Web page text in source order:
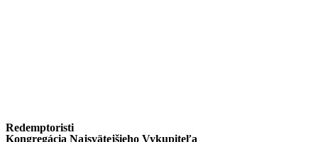
Redemptoristi
Kongregácia Najsvätejšieho Vykupiteľa